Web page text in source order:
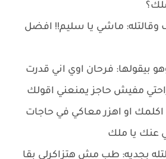
ماشي يا سليم!! افضل
بيقولها: فرحان اوي اني قدرت
مفيش حاجز يمنعني اقولك
اكلمك او اهزر معاكي في حاجات
عنك يا ملك
بجديه: طب مش هتزاكرلي بقا